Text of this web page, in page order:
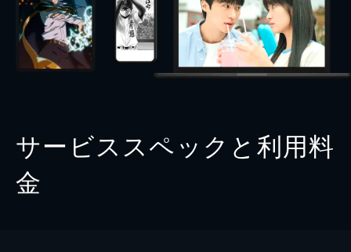
サービススペックと利用料
金